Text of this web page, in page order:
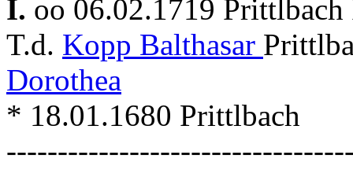
I. oo 06.02.1719
T.d. Kopp Balthasar
Dorothea
* 18.01.1680 Prittlbach